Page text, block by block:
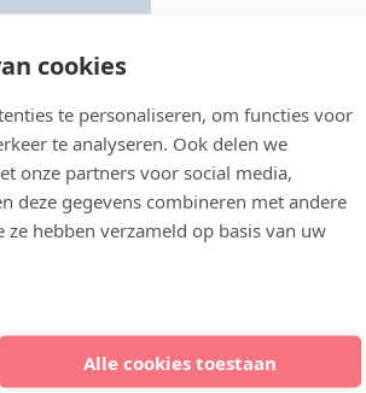
cookies
te personaliseren, om functies voor
te analyseren. Ook delen we
onze partners voor social media,
deze gegevens combineren met andere
hebben verzameld op basis van uw
Alle cookies toestaan